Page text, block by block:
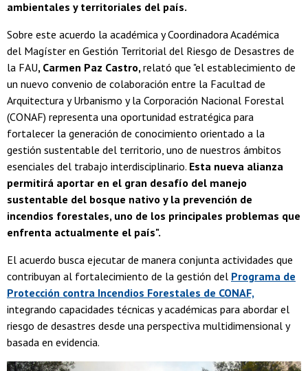
ambientales y territoriales del país.
Sobre este acuerdo la académica y Coordinadora Académica
del Magíster en Gestión Territorial del Riesgo de Desastres de
la FAU, Carmen Paz Castro, relató que "el establecimiento de
un nuevo convenio de colaboración entre la Facultad de
Arquitectura y Urbanismo y la Corporación Nacional Forestal
(CONAF) representa una oportunidad estratégica para
fortalecer la generación de conocimiento orientado a la
gestión sustentable del territorio, uno de nuestros ámbitos
esenciales del trabajo interdisciplinario. Esta nueva alianza
permitirá aportar en el gran desafío del manejo
sustentable del bosque nativo y la prevención de
incendios forestales, uno de los principales problemas que
enfrenta actualmente el país".
El acuerdo busca ejecutar de manera conjunta actividades que
contribuyan al fortalecimiento de la gestión del Programa de
Protección contra Incendios Forestales de CONAF,
integrando capacidades técnicas y académicas para abordar el
riesgo de desastres desde una perspectiva multidimensional y
basada en evidencia.